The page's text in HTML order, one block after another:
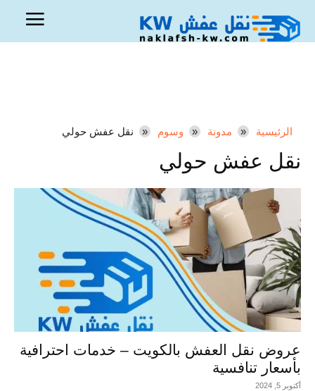
الرئيسية مدونة وسوم نقل عفش حولي
نقل عفش حولي
عروض نقل العفش بالكويت – خدمات احترافية
بأسعار تنافسية
أكتوبر 5, 2024